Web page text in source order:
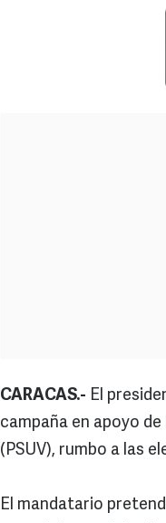
CARACAS.- El
campaña en apoyo
(PSUV), rumbo a las
El mandatario